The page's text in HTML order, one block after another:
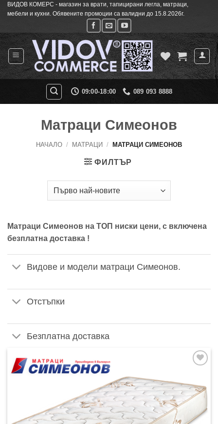
SkipВИДОВ КОМЕРС - магазин за врати, тапицирани легла, матраци,
мебели и кухни. Обявените промоции са валидни до 15.8.2026г.
09:00-18:00 089 093 8888
Матраци Симеонов
НАЧАЛО / МАТРАЦИ / МАТРАЦИ СИМЕОНОВ
ФИЛТЪР
Матраци Симеонов на ТОП ниски цени, с включена
безплатна доставка !
Видове и модели матраци Симеонов.
Отстъпки
Безплатна доставка
списъка с
харесани
продукти